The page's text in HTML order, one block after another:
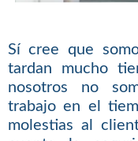
Sí cree que
tardan mucho
nosotros no
trabajo en el
molestias al